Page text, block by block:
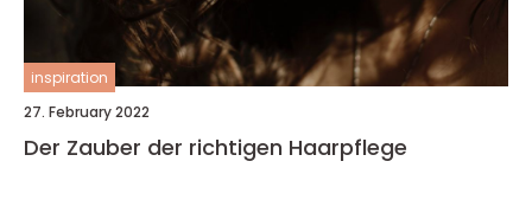
inspiration
27. February 2022
Der Zauber der richtigen Haarpflege